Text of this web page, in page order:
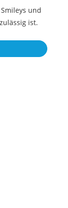
und
ist.